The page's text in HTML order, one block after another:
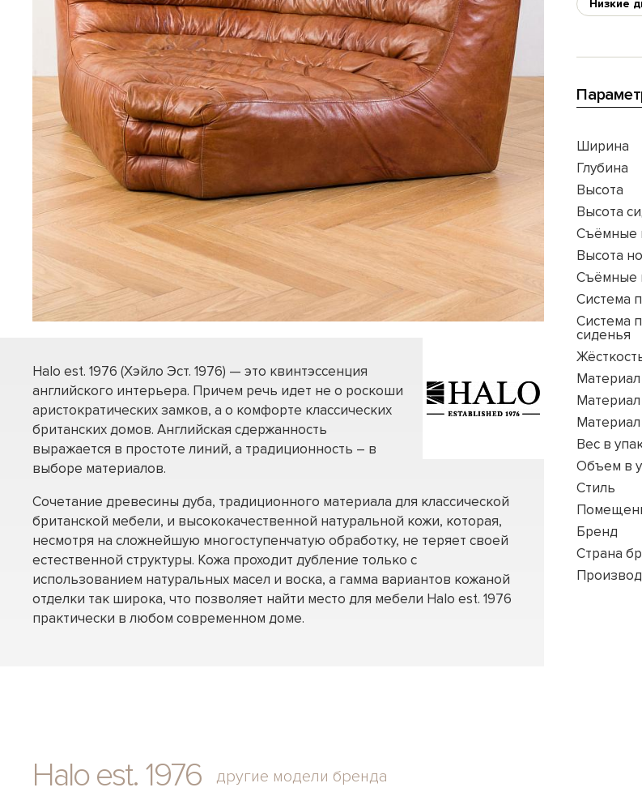
Halo est. 1976 (Хэйло Эст. 1976) — это квинтэссенция
английского интерьера. Причем речь идет не о роскоши
аристократических замков, а о комфорте классических
британских домов. Английская сдержанность
выражается в простоте линий, а традиционность – в
выборе материалов.
Сочетание древесины дуба, традиционного материала для классической
британской мебели, и высококачественной натуральной кожи, которая,
несмотря на сложнейшую многоступенчатую обработку, не теряет своей
естественной структуры. Кожа проходит дубление только с
использованием натуральных масел и воска, а гамма вариантов кожаной
отделки так широка, что позволяет найти место для мебели Halo est. 1976
практически в любом современном доме.
Низкие
Ширина
Глубина
Высота
Высота
Съёмные
Высота
Съёмные
Система
Система
сиденья
Материал
Материал
Вес в
Объем в
Стиль
Бренд
Страна
Halo est. 1976 другие модели бренда